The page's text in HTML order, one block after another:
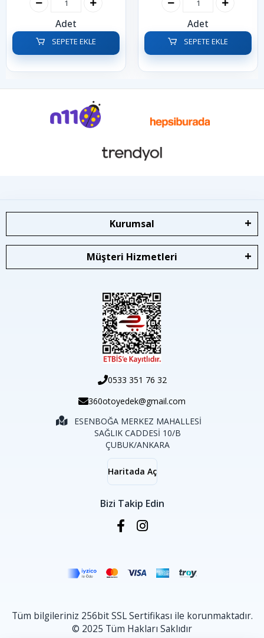
Adet
SEPETE EKLE
Adet
SEPETE EKLE
Kurumsal
Müşteri Hizmetleri
0533 351 76 32
360otoyedek@gmail.com
ESENBOĞA MERKEZ MAHALLESİ
SAĞLIK CADDESİ 10/B
ÇUBUK/ANKARA
Haritada Aç
Bizi Takip Edin
Tüm bilgileriniz 256bit SSL Sertifikası ile korunmaktadır.
© 2025 Tüm Hakları Saklıdır